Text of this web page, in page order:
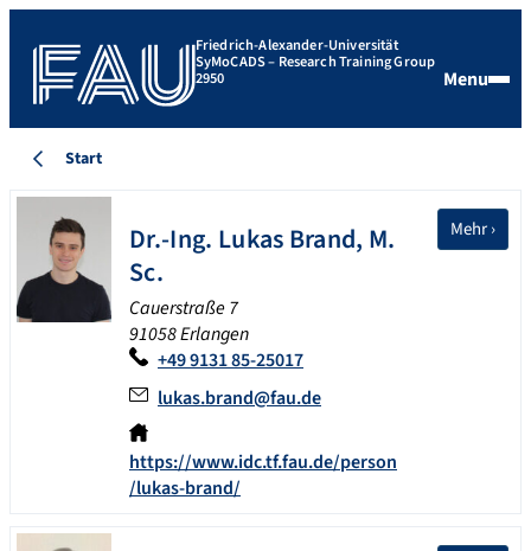
Friedrich-Alexander-Universität
SyMoCADS – Research Training Group
2950 Menu
Start
Dr.-Ing. LukasBrand, M.
Sc.
Cauerstraße 7
91058 Erlangen
+49 9131 85-25017
lukas.brand@fau.de
https://www.idc.tf.fau.de/person
/lukas-brand/
Mehr ›